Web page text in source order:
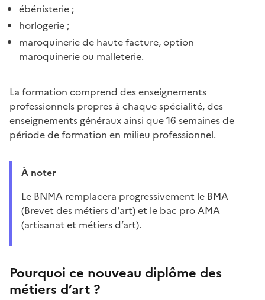
ébénisterie ;
horlogerie ;
maroquinerie de haute facture, option
maroquinerie ou malleterie.
La formation comprend des enseignements
professionnels propres à chaque spécialité, des
enseignements généraux ainsi que 16 semaines de
période de formation en milieu professionnel.
À noter
Le BNMA remplacera progressivement le BMA
(Brevet des métiers d'art) et le bac pro AMA
(artisanat et métiers d’art).
Pourquoi ce nouveau diplôme des
métiers d’art ?